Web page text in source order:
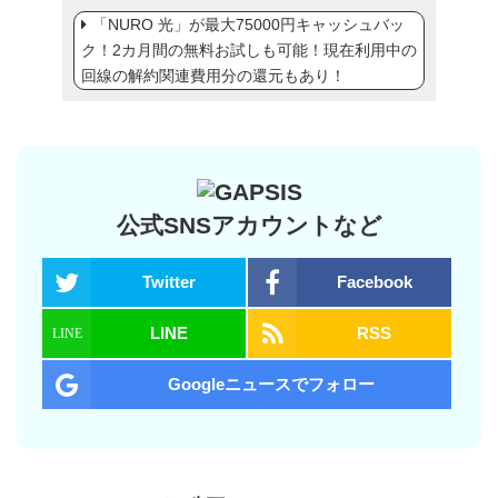
「NURO 光」が最大75000円キャッシュバッ
ク！2カ月間の無料お試しも可能！現在利用中の
回線の解約関連費用分の還元もあり！
公式SNSアカウントなど
Twitter Facebook
LINE RSS
Googleニュースでフォロー